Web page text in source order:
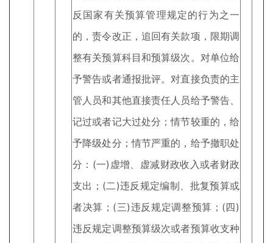
反国家有关预算管理规定的行为之一
的，责令改正，追回有关款项，限期调
整有关预算科目和预算级次。对单位给
予警告或者通报批评。对直接负责的主
管人员和其他直接责任人员给予警告、
记过或者记大过处分；情节较重的，给
予降级处分；情节严重的，给予撤职处
分：(一)虚增、虚减财政收入或者财政
支出；(二)违反规定编制、批复预算或
者决算；(三)违反规定调整预算；(四)
违反规定调整预算级次或者预算收支种